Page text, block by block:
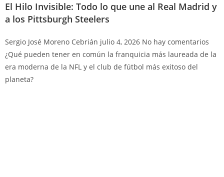
El Hilo Invisible: Todo lo que une al Real Madrid y
a los Pittsburgh Steelers
Sergio José Moreno Cebrián julio 4, 2026 No hay comentarios
¿Qué pueden tener en común la franquicia más laureada de la
era moderna de la NFL y el club de fútbol más exitoso del
planeta?